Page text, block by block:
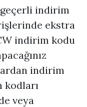
geçerli indirim
ekstra
indirim kodu
indirim
kodları
veya